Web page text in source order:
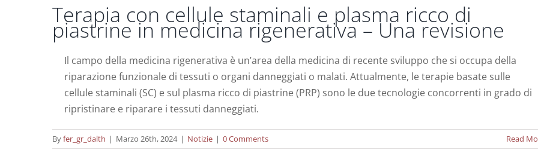
Terapia con cellule staminali e plasma ricco di
piastrine in medicina rigenerativa – Una revisione
Il campo della medicina rigenerativa è un’area della medicina di recente sviluppo che si occupa della
riparazione funzionale di tessuti o organi danneggiati o malati. Attualmente, le terapie basate sulle
cellule staminali (SC) e sul plasma ricco di piastrine (PRP) sono le due tecnologie concorrenti in grado di
ripristinare e riparare i tessuti danneggiati.
Byfer_gr_dalth | Marzo 26th, 2024 | Notizie | 0 Comments Read